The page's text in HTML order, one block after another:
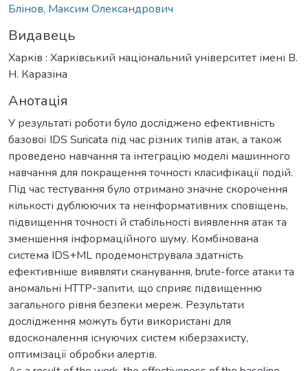
Блінов, Максим Олександрович
Видавець
Харків : Харківський національний університет імені В.
Н. Каразіна
Анотація
У результаті роботи було досліджено ефективність
базової IDS Suricata під час різних типів атак, а також
проведено навчання та інтеграцію моделі машинного
навчання для покращення точності класифікації подій.
Під час тестування було отримано значне скорочення
кількості дублюючих та неінформативних сповіщень,
підвищення точності й стабільності виявлення атак та
зменшення інформаційного шуму. Комбінована
система IDS+ML продемонструвала здатність
ефективніше виявляти сканування, brute-force атаки та
аномальні HTTP-запити, що сприяє підвищенню
загального рівня безпеки мереж. Результати
дослідження можуть бути використані для
вдосконалення існуючих систем кіберзахисту,
оптимізації обробки алертів.